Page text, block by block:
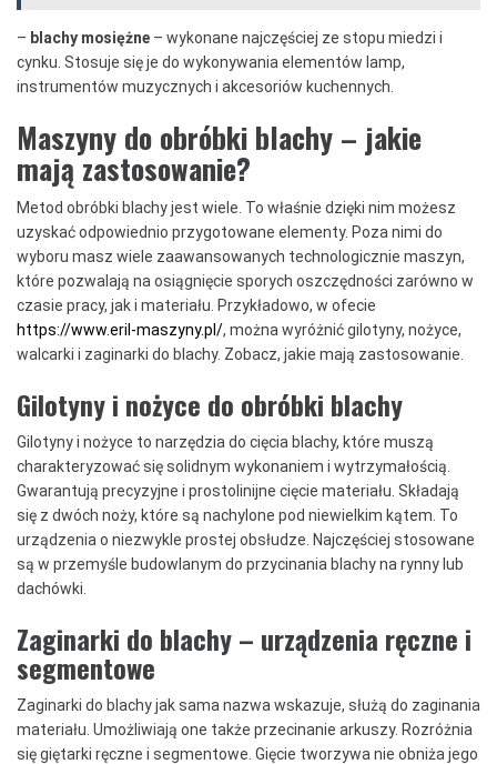
– blachy mosiężne – wykonane najczęściej ze stopu miedzi i
cynku. Stosuje się je do wykonywania elementów lamp,
instrumentów muzycznych i akcesoriów kuchennych.
Maszyny do obróbki blachy – jakie
mają zastosowanie?
Metod obróbki blachy jest wiele. To właśnie dzięki nim możesz
uzyskać odpowiednio przygotowane elementy. Poza nimi do
wyboru masz wiele zaawansowanych technologicznie maszyn,
które pozwalają na osiągnięcie sporych oszczędności zarówno w
czasie pracy, jak i materiału. Przykładowo, w ofecie
https://www.eril-maszyny.pl/, można wyróżnić gilotyny, nożyce,
walcarki i zaginarki do blachy. Zobacz, jakie mają zastosowanie.
Gilotyny i nożyce do obróbki blachy
Gilotyny i nożyce to narzędzia do cięcia blachy, które muszą
charakteryzować się solidnym wykonaniem i wytrzymałością.
Gwarantują precyzyjne i prostolinijne cięcie materiału. Składają
się z dwóch noży, które są nachylone pod niewielkim kątem. To
urządzenia o niezwykle prostej obsłudze. Najczęściej stosowane
są w przemyśle budowlanym do przycinania blachy na rynny lub
dachówki.
Zaginarki do blachy – urządzenia ręczne i
segmentowe
Zaginarki do blachy jak sama nazwa wskazuje, służą do zaginania
materiału. Umożliwiają one także przecinanie arkuszy. Rozróżnia
się giętarki ręczne i segmentowe. Gięcie tworzywa nie obniża jego